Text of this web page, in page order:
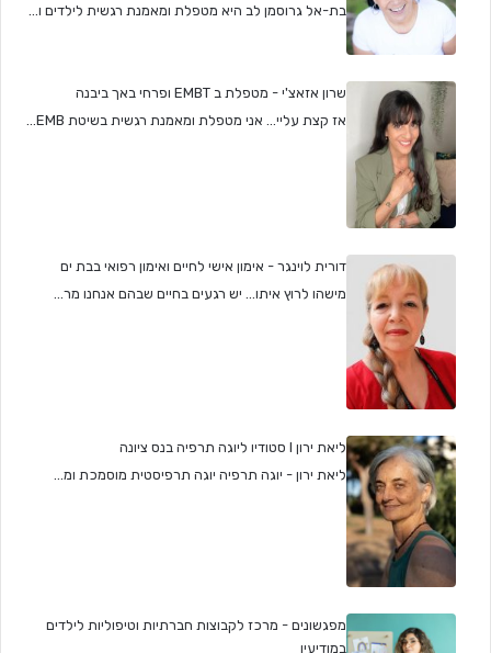
בת-אל גרוסמן לב היא מטפלת ומאמנת רגשית לילדים ו...
שרון אזאצ'י - מטפלת ב EMBT ופרחי באך ביבנה
אז קצת עליי... אני מטפלת ומאמנת רגשית בשיטת EMB...
דורית לוינגר - אימון אישי לחיים ואימון רפואי בבת ים
מישהו לרוץ איתו... יש רגעים בחיים שבהם אנחנו מר...
ליאת ירון I סטודיו ליוגה תרפיה בנס ציונה
ליאת ירון - יוגה תרפיה יוגה תרפיסטית מוסמכת ומ...
מפגשונים - מרכז לקבוצות חברתיות וטיפוליות לילדים
במודיעין